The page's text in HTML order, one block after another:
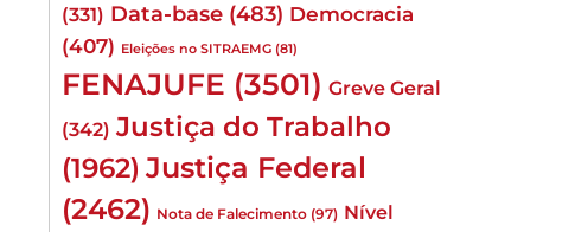
(331) Data-base (483) Democracia
(407) Eleições no SITRAEMG (81)
FENAJUFE (3501) Greve Geral
(342) Justiça do Trabalho
(1962) Justiça Federal
(2462) Nota de Falecimento (97) Nível